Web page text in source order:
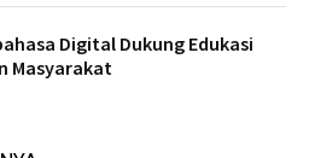
Digital Dukung Edukasi
Masyarakat